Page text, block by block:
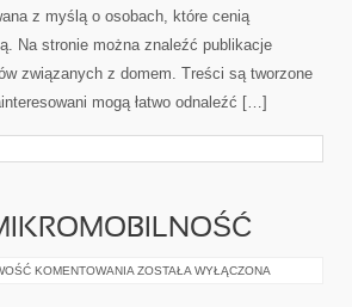
z myślą o osobach, które cenią
Na stronie można znaleźć publikacje
związanych z domem. Treści są tworzone
mogą łatwo odnaleźć […]
KOMENTOWANIA MOBILNOŚĆ
ZOSTAŁA WYŁĄCZONA